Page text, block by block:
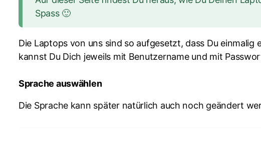
Spass 🙂
Die Laptops von uns sind so aufgesetzt, dass Du
kannst Du Dich jeweils mit Benutzername und mit
Sprache auswählen
Die Sprache kann später natürlich auch noch geändert